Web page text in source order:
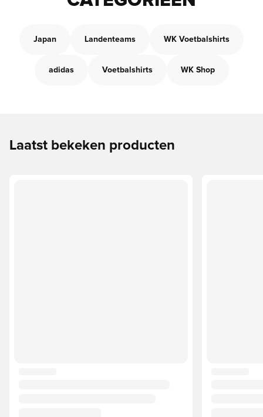
Japan Landenteams WK Voetbalshirts
adidas Voetbalshirts WK Shop
Laatst bekeken producten